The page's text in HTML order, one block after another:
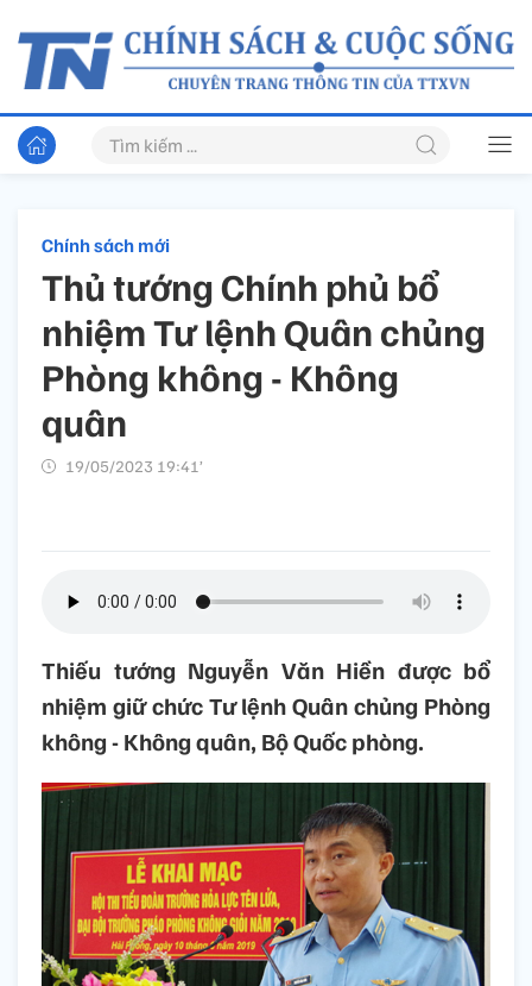
Chính sách mới
Thủ tướng Chính phủ bổ
nhiệm Tư lệnh Quân chủng
Phòng không - Không
quân
19/05/2023 19:41’
Thiếu tướng Nguyễn Văn Hiền được bổ
nhiệm giữ chức Tư lệnh Quân chủng Phòng
không - Không quân, Bộ Quốc phòng.